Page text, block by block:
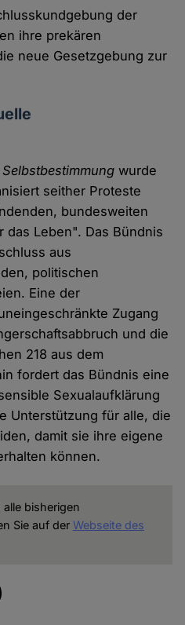
der
ihre prekären
neue Gesetzgebung zur
wurde
seither Proteste
bundesweiten
Leben". Das Bündnis
aus
politischen
Eine der
Zugang
und die
218 aus dem
fordert das Bündnis eine
Sexualaufklärung
Unterstützung für alle, die
damit sie ihre eigene
können.
bisherigen
Sie auf der Webseite des